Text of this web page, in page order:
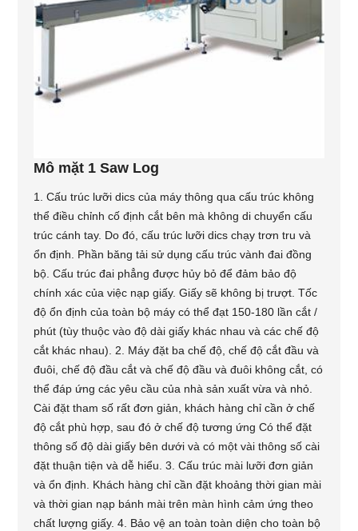
Mô mặt 1 Saw Log
1. Cấu trúc lưỡi dics của máy thông qua cấu trúc không
thể điều chỉnh cố định cắt bên mà không di chuyển cấu
trúc cánh tay. Do đó, cấu trúc lưỡi dics chạy trơn tru và
ổn định. Phần băng tải sử dụng cấu trúc vành đai đồng
bộ. Cấu trúc đai phẳng được hủy bỏ để đảm bảo độ
chính xác của việc nạp giấy. Giấy sẽ không bị trượt. Tốc
độ ổn định của toàn bộ máy có thể đạt 150-180 lần cắt /
phút (tùy thuộc vào độ dài giấy khác nhau và các chế độ
cắt khác nhau). 2. Máy đặt ba chế độ, chế độ cắt đầu và
đuôi, chế độ đầu cắt và chế độ đầu và đuôi không cắt, có
thể đáp ứng các yêu cầu của nhà sản xuất vừa và nhỏ.
Cài đặt tham số rất đơn giản, khách hàng chỉ cần ở chế
độ cắt phù hợp, sau đó ở chế độ tương ứng Có thể đặt
thông số độ dài giấy bên dưới và có một vài thông số cài
đặt thuận tiện và dễ hiểu. 3. Cấu trúc mài lưỡi đơn giản
và ổn định. Khách hàng chỉ cần đặt khoảng thời gian mài
và thời gian nạp bánh mài trên màn hình cảm ứng theo
chất lượng giấy. 4. Bảo vệ an toàn toàn diện cho toàn bộ